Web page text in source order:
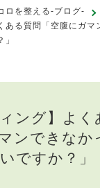
ロを整える-ブログ-
ある質問「空腹にガマ
ング】よく
ンできなか
ですか？」